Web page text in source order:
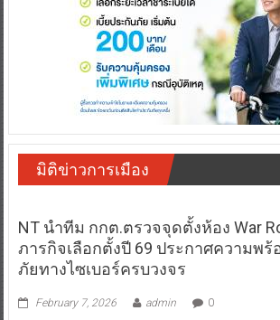
มิติข่าวการเมือง
NT นำทีม กกต.ตรวจจุดตั้งห้อง War
ภารกิจเลือกตั้งปี 69 ประกาศความพร้
ภัยทางไซเบอร์ครบวงจร
February 7, 2026 admin 0